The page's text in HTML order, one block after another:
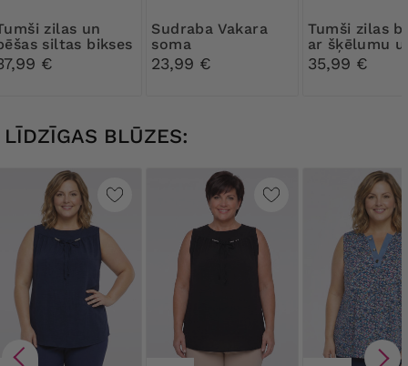
un
siltas bikses
€
Sudraba Vakara
soma
23,99 €
Tumši zilas bikses
ar šķēlumu
kājas
35,99 €
LĪDZĪGAS BLŪZES: